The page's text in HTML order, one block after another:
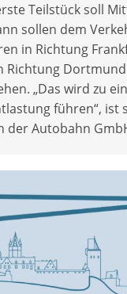
Teilstück soll
sollen dem
in Richtung
Richtung
„Das wird zu
führen“, ist
der Autobahn